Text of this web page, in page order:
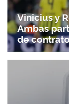
Vinicius y
Ambas
de